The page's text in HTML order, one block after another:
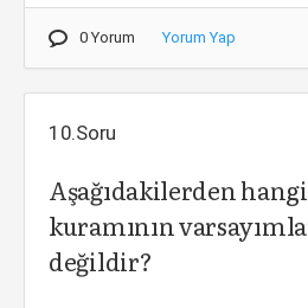
0 Yorum Yorum Yap
10.Soru
Aşağıdakilerden
kuramının
değildir?